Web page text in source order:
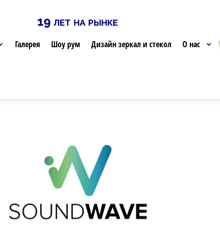
19 лет на рынке
Галерея Шоу рум Дизайн зеркал и стекол О нас